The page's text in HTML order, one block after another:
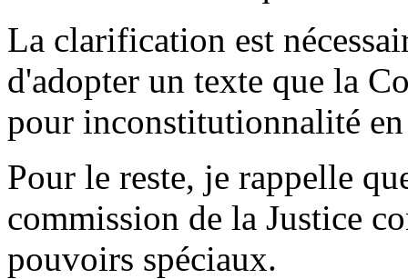
La clarification est
d'adopter un texte que la
pour inconstitutionnalité
Pour le reste, je rappelle
commission de la Justice
pouvoirs spéciaux.